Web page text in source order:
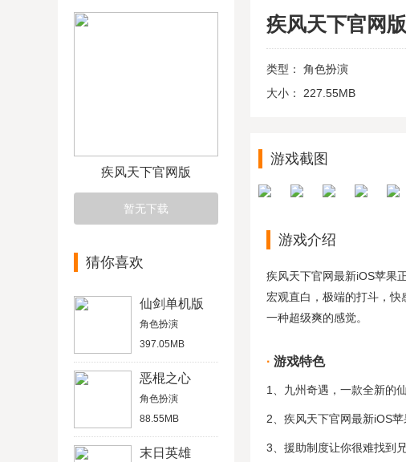
疾风天下官网版
暂无下载
猜你喜欢
仙剑单机版
角色扮演
397.05MB
恶棍之心
角色扮演
88.55MB
末日英雄
疾风天下官网版
类型： 角色扮演
大小：
227.55MB
游戏截图
游戏介绍
疾风天下官网最新iOS苹果
宏观直白，极端的打斗，
一种超级爽的感觉。
游戏特色
1、九州奇遇，一款全新的
2、疾风天下官网最新iOS
3、援助制度让你很难找到